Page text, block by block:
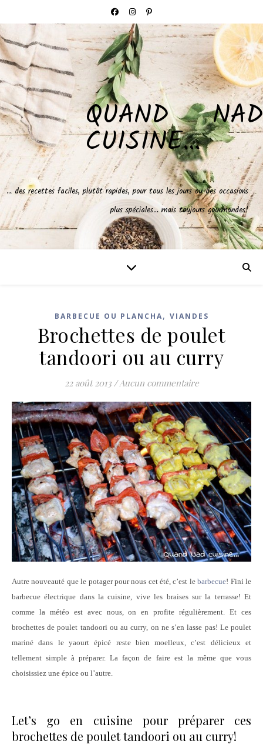
QUAND NAD
CUISINE…
… des recettes faciles, plutôt rapides, pour tous les jours ou des occasions
plus spéciales… mais toujours gourmandes!
BARBECUE OU PLANCHA, VIANDES
Brochettes de poulet
tandoori ou au curry
22 août 2013 /Aucun commentaire
Autre nouveauté que le potager pour nous cet été, c’est lebarbecue! Fini le
barbecue électrique dans la cuisine, vive les braises sur la terrasse! Et
comme la météo est avec nous, on en profite régulièrement. Et ces
brochettes de poulet tandoori ou au curry, on ne s’en lasse pas! Le poulet
mariné dans le yaourt épicé reste bien moelleux, c’est délicieux et
tellement simple à préparer. La façon de faire est la même que vous
choisissiez une épice ou l’autre.
Let’s go en cuisine pour préparer ces
brochettes de poulet tandoori ou au curry!